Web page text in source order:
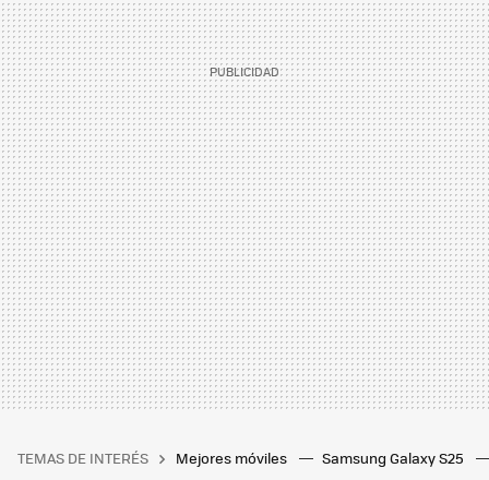
TEMAS DE INTERÉS Mejores móviles Samsung Galaxy S25